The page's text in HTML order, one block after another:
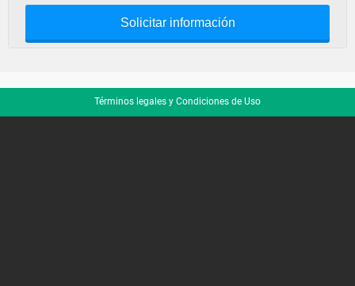
Solicitar información
Términos legales y Condiciones de Uso